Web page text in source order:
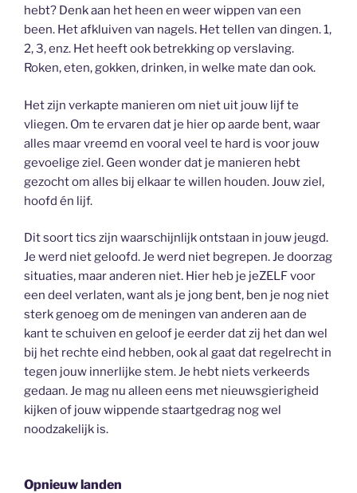
hebt? Denk aan het heen en weer wippen van een
been. Het afkluiven van nagels. Het tellen van dingen. 1,
2, 3, enz. Het heeft ook betrekking op verslaving.
Roken, eten, gokken, drinken, in welke mate dan ook.
Het zijn verkapte manieren om niet uit jouw lijf te
vliegen. Om te ervaren dat je hier op aarde bent, waar
alles maar vreemd en vooral veel te hard is voor jouw
gevoelige ziel. Geen wonder dat je manieren hebt
gezocht om alles bij elkaar te willen houden. Jouw ziel,
hoofd én lijf.
Dit soort tics zijn waarschijnlijk ontstaan in jouw jeugd.
Je werd niet geloofd. Je werd niet begrepen. Je doorzag
situaties, maar anderen niet. Hier heb je jeZELF voor
een deel verlaten, want als je jong bent, ben je nog niet
sterk genoeg om de meningen van anderen aan de
kant te schuiven en geloof je eerder dat zij het dan wel
bij het rechte eind hebben, ook al gaat dat regelrecht in
tegen jouw innerlijke stem. Je hebt niets verkeerds
gedaan. Je mag nu alleen eens met nieuwsgierigheid
kijken of jouw wippende staartgedrag nog wel
noodzakelijk is.
Opnieuw landen